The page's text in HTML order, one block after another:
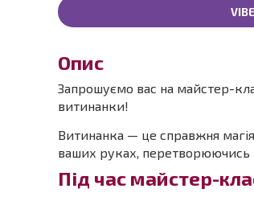
Опис
Запрошуємо вас на майстер-
витинанки!
Витинанка — це справжня
ваших руках, перетворюючись
Під час майстер-